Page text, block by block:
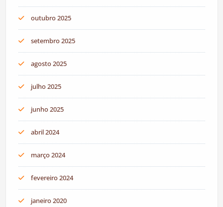
outubro 2025
setembro 2025
agosto 2025
julho 2025
junho 2025
abril 2024
março 2024
fevereiro 2024
janeiro 2020